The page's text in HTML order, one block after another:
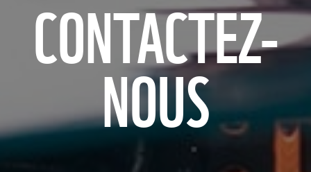
CONTACTEZ-
NOUS